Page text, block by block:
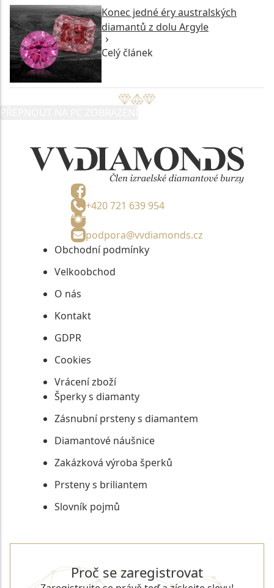
Konec jedné éry australských
diamantů z dolu Argyle
Celý článek
+420 721 639 954
podpora@vvdiamonds.cz
Obchodní podmínky
Velkoobchod
O nás
Kontakt
GDPR
Cookies
Vrácení zboží
Šperky s diamanty
Zásnubní prsteny s diamantem
Diamantové náušnice
Zakázková výroba šperků
Prsteny s briliantem
Slovník pojmů
Proč se zaregistrovat